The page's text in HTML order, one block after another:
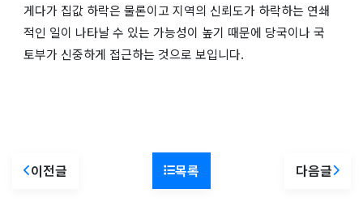
게다가 집값 하락은 물론이고 지역의 신뢰도가 하락하는 연쇄
적인 일이 나타날 수 있는 가능성이 높기 때문에 당국이나 국
토부가 신중하게 접근하는 것으로 보입니다.
이전글 목록 다음글